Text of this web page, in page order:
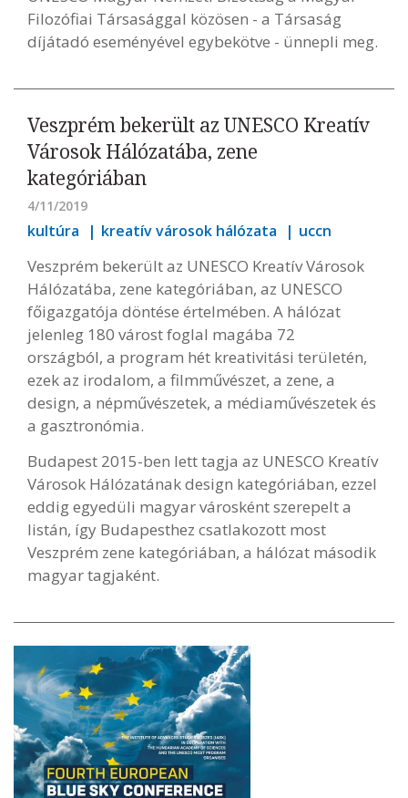
Filozófiai Társasággal közösen - a Társaság
díjátadó eseményével egybekötve - ünnepli meg.
Veszprém bekerült az UNESCO Kreatív
Városok Hálózatába, zene
kategóriában
4/11/2019
kultúra kreatív városok hálózata uccn
Veszprém bekerült az UNESCO Kreatív Városok
Hálózatába, zene kategóriában, az UNESCO
főigazgatója döntése értelmében. A hálózat
jelenleg 180 várost foglal magába 72
országból, a program hét kreativitási területén,
ezek az irodalom, a filmművészet, a zene, a
design, a népművészetek, a médiaművészetek és
a gasztronómia.
Budapest 2015-ben lett tagja az UNESCO Kreatív
Városok Hálózatának design kategóriában, ezzel
eddig egyedüli magyar városként szerepelt a
listán, így Budapesthez csatlakozott most
Veszprém zene kategóriában, a hálózat második
magyar tagjaként.